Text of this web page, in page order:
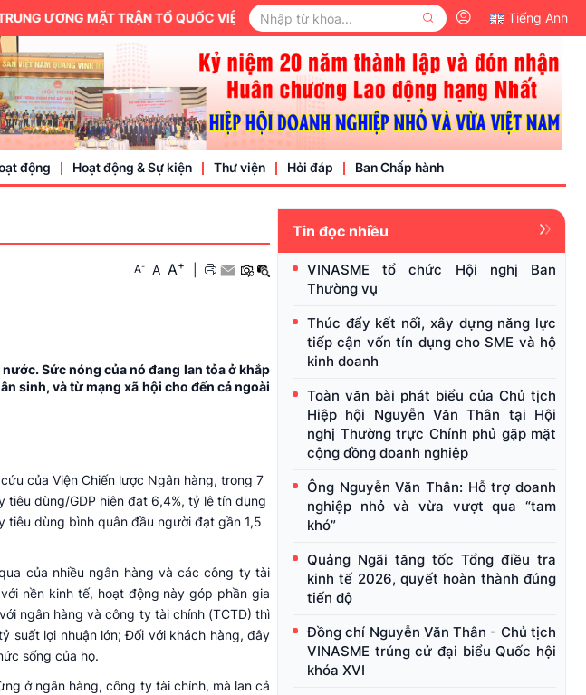
MẶT TRẬN TỔ QUỐC VIỆT NAM. Tiếng Anh
động Hoạt động & Sự kiện
Trung ương hội
Thành viên
Thư viện
Video
Văn bản pháp luật
Hỏi đáp Ban Chấp hành
A- A A+
Sức nóng của nó đang lan tỏa ở khắp
sinh, và từ mạng xã hội cho đến cả ngoài
của Viện Chiến lược Ngân hàng, trong 7
dùng/GDP hiện đạt 6,4%, tỷ lệ tín dụng
dùng bình quân đầu người đạt gần 1,5
của nhiều ngân hàng và các công ty tài
nền kinh tế, hoạt động này góp phần gia
ngân hàng và công ty tài chính (TCTD) thì
suất lợi nhuận lớn; Đối với khách hàng, đây
sống của họ.
ở ngân hàng, công ty tài chính, mà lan cả
Tin đọc nhiều
VINASME tổ chức Hội nghị Ban
Thường vụ
Thúc đẩy kết nối, xây dựng năng lực
tiếp cận vốn tín dụng cho SME và hộ
kinh doanh
Toàn văn bài phát biểu của Chủ tịch
Hiệp hội Nguyễn Văn Thân tại Hội
nghị Thường trực Chính phủ gặp mặt
cộng đồng doanh nghiệp
Ông Nguyễn Văn Thân: Hỗ trợ doanh
nghiệp nhỏ và vừa vượt qua “tam
khó”
Quảng Ngãi tăng tốc Tổng điều tra
kinh tế 2026, quyết hoàn thành đúng
tiến độ
Đồng chí Nguyễn Văn Thân - Chủ tịch
VINASME trúng cử đại biểu Quốc hội
khóa XVI